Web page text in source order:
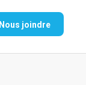
Nous joindre